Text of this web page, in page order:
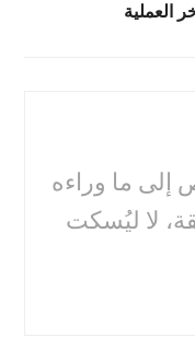
العملية
إلى ما وراءه
لا ليُسكت